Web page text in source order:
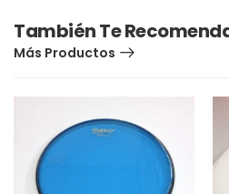
También Te
Más Productos